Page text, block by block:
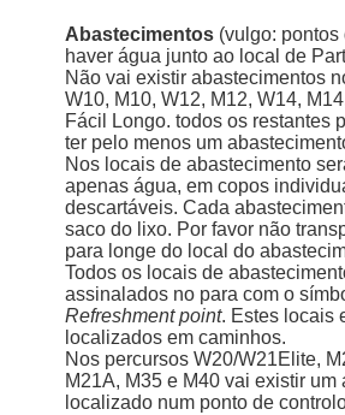
Abastecimentos (vulgo: pontos
haver água junto ao local de
Não vai existir abastecimentos
W10, M10, W12, M12, W14,
Fácil Longo. todos os restantes
ter pelo menos um
Nos locais de abastecimento
apenas água, em copos
descartáveis. Cada
saco do lixo. Por favor não
para longe do local do
Todos os locais de
assinalados no para com o
Refreshment point. Estes locais
localizados em caminhos.
Nos percursos W20/W21Elite,
M21A, M35 e M40 vai existir um
localizado num ponto de